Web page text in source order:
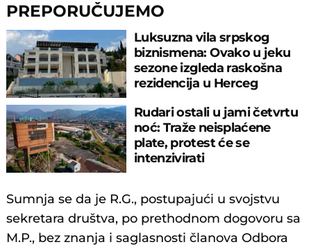
PREPORUČUJEMO
Luksuzna vila srpskog
biznismena: Ovako u jeku
sezone izgleda raskošna
rezidencija u Herceg
Rudari ostali u jami četvrtu
noć: Traže neisplaćene
plate, protest će se
intenzivirati
Sumnja se da je R.G., postupajući u svojstvu
sekretara društva, po prethodnom dogovoru sa
M.P., bez znanja i saglasnosti članova Odbora